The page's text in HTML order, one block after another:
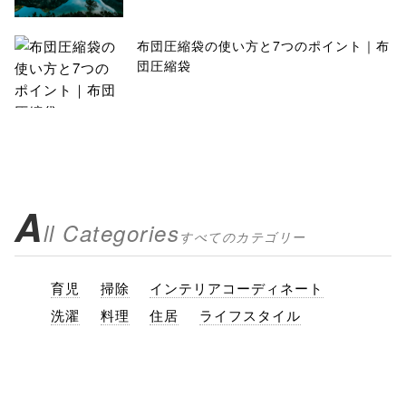
布団圧縮袋の使い方と7つのポイント｜布
団圧縮袋
All Categoriesすべてのカテゴリー
育児 掃除
インテリアコーディネート
洗濯
料理 住居 ライフスタイル